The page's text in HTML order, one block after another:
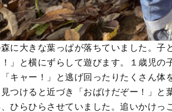
に大きな葉っぱが落ちていました。子
！」と横にずらして遊びます。１歳児
キャー！」と逃げ回ったりたくさん体
見つけると近づき「おばけだぞー！」
、ひらひらさせていました。追いかけっ